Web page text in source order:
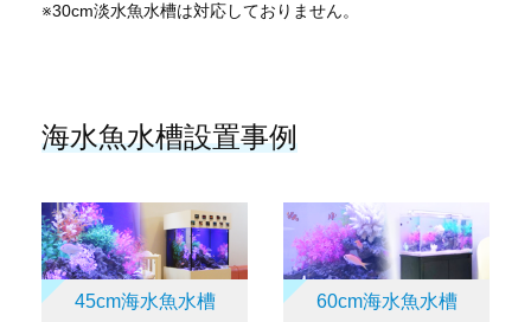
※30cm淡水魚水槽は対応しておりません。
海水魚水槽設置事例
45cm海水魚水槽 60cm海水魚水槽